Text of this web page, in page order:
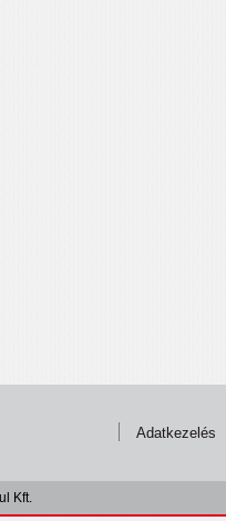
Adatkezelés
Kft.